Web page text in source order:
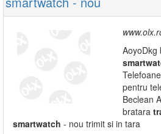
AoyoDkg
pentru
Beclean
bratara
smartwatch - nou trimit si in tara